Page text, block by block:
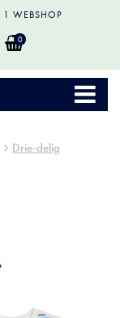
1 WEBSHOP
0
Drie-delig